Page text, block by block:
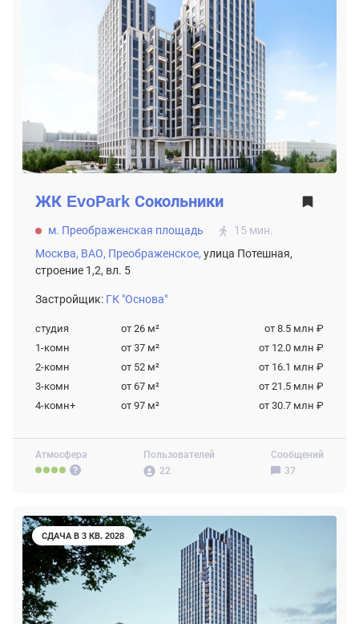
Атмосфера
Пользователей
22
Сообщений
37
ЖК EvoPark Сокольники
м. Преображенская площадь
15 мин.
Москва, ВАО, Преображенское, улица Потешная,
строение 1,2, вл. 5
Застройщик: ГК "Основа"
студия от 26 м²
от 8.5 млн ₽
1-комн
от 37 м²
от 12.0 млн ₽
2-комн
от 52 м²
от 16.1 млн ₽
3-комн
от 67 м²
от 21.5 млн ₽
4-комн+
от 97 м² от 30.7 млн ₽
СДАЧА В 3 КВ. 2028